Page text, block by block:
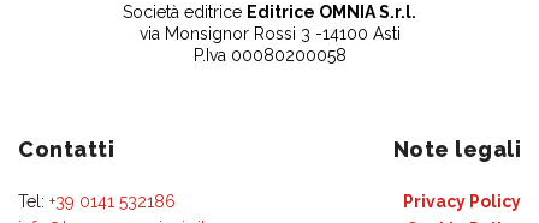
Società editrice Editrice OMNIA S.r.l.
via Monsignor Rossi 3 -14100 Asti
P.Iva 00080200058
Contatti
Tel: +39 0141 532186
Note legali
Privacy Policy